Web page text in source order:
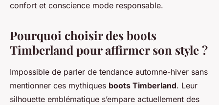
confort et conscience mode responsable.
Pourquoi choisir des boots
Timberland pour affirmer son style ?
Impossible de parler de tendance automne-hiver sans
mentionner ces mythiques boots Timberland. Leur
silhouette emblématique s’empare actuellement des